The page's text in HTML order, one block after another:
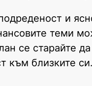
и
теми
се старайте
към близките